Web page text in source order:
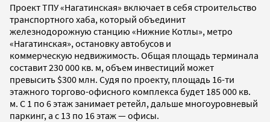
Проект ТПУ «Нагатинская» включает в себя строительство
транспортного хаба, который объединит
железнодорожную станцию «Нижние Котлы», метро
«Нагатинская», остановку автобусов и
коммерческую недвижимость. Общая площадь терминала
составит 230 000 кв. м, объем инвестиций может
превысить $300 млн. Судя по проекту, площадь 16-ти
этажного торгово-офисного комплекса будет 185 000 кв.
м. С 1 по 6 этаж занимает ретейл, дальше многоуровневый
паркинг, а с 13 по 16 этаж — офисы.